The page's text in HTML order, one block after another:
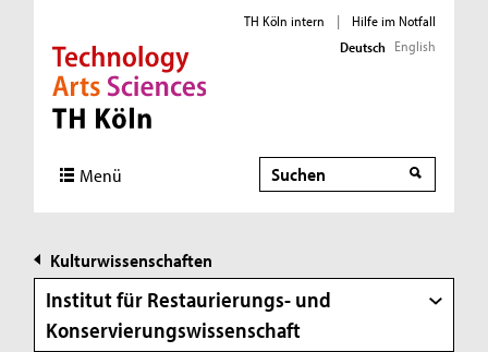
Direkt zur Hauptnavigation
Direkt zur Subnavigation
Direkt zum Inhalt
Direkt zum Fußbereich
TH Köln intern |
Hilfe im Notfall
Deutsch English
Menü Suche
Suche
Kulturwissenschaften
Institut für Restaurierungs- und
Konservierungswissenschaft